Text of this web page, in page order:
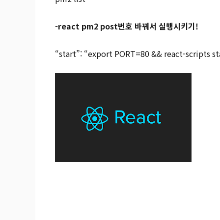
-react pm2 post번호 바꿔서 실행시키기!
“start”: “export PORT=80 && react-scripts